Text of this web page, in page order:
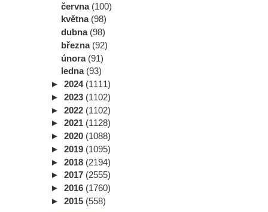
června (100)
května (98)
dubna (98)
března (92)
února (91)
ledna (93)
► 2024 (1111)
► 2023 (1102)
► 2022 (1102)
► 2021 (1128)
► 2020 (1088)
► 2019 (1095)
► 2018 (2194)
► 2017 (2555)
► 2016 (1760)
► 2015 (558)